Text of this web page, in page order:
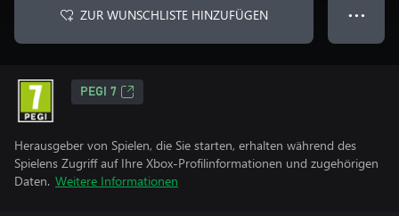
ZUR WUNSCHLISTE HINZUFÜGEN ● ● ●
PEGI 7
Herausgeber von Spielen, die Sie starten, erhalten während des
Spielens Zugriff auf Ihre Xbox-Profilinformationen und zugehörigen
Daten. Weitere Informationen